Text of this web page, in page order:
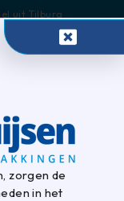
uit Tilburg
0
Etiketten
zorgen de
in het